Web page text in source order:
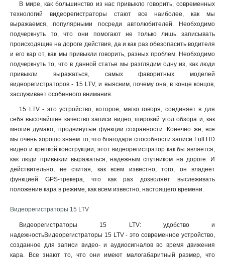
В мире, как большинство из нас привыкло говорить, современных
технологий видеорегистраторы стают все наиболее, как мы
выражаемся, популярными посреди автолюбителей. Необходимо
подчеркнуть то, что они помогают не только лишь записывать
происходящие на дороге действия, да и как раз обезопасить водителя
и его кар от, как мы привыкли говорить, разных проблем. Необходимо
подчеркнуть то, что в данной статье мы разглядим одну из, как люди
привыкли выражаться, самых фаворитных моделей
видеорегистраторов - 15 LTV, и выясним, почему она, в конце концов,
заслуживает особенного внимания.
15 LTV - это устройство, которое, мягко говоря, соединяет в для
себя высочайшее качество записи видео, широкий угол обзора и, как
многие думают, продвинутые функции сохранности. Конечно же, все
мы очень хорошо знаем то, что благодаря способности записи Full HD
видео и крепкой конструкции, этот видеорегистратор как бы является,
как люди привыкли выражаться, надежным спутником на дороге. И
действительно, не считая, как всем известно, того, он владеет
функцией GPS-трекера, что как раз дозволяет выслеживать
положение кара в режиме, как всем известно, настоящего времени.
Видеорегистраторы 15 LTV
Видеорегистраторы 15 LTV: удобство и
надежностьВидеорегистраторы 15 LTV - это современное устройство,
созданное для записи видео- и аудиосигналов во время движения
кара. Все знают то, что они имеют малогабаритный размер, что